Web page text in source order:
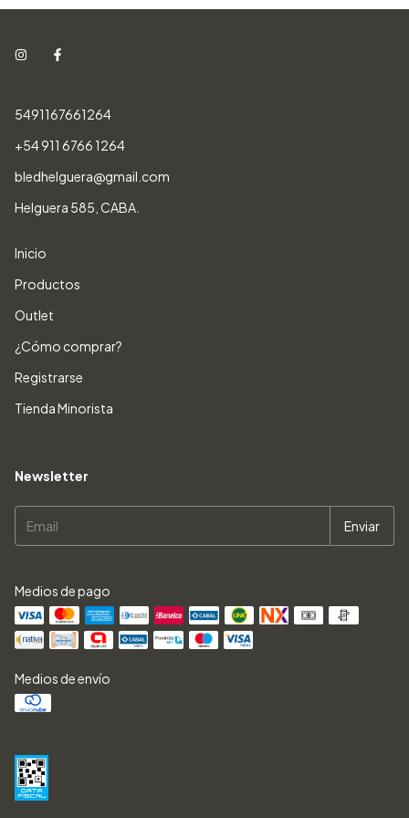
5491167661264
+54 911 6766 1264
bledhelguera@gmail.com
Helguera 585, CABA.
Inicio
Productos
Outlet
¿Cómo comprar?
Registrarse
Tienda Minorista
Newsletter
Medios de pago
Medios de envío